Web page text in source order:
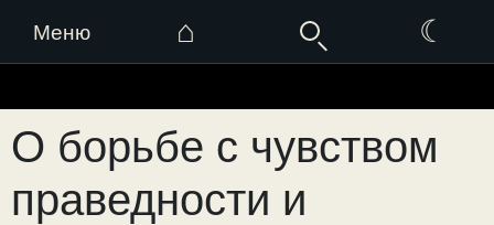
Меню ⌂ ☾
к
содержимому
О борьбе с чувством
праведности и